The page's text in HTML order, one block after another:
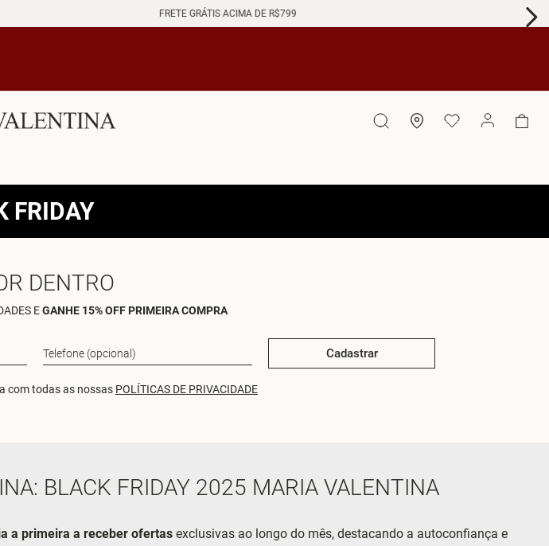
FRETE GRÁTIS ACIMA DE R$799
FRIDAY
DENTRO
EGANHE 15% OFF PRIMEIRA COMPRA
Cadastrar
com todas as nossas POLÍTICAS DE PRIVACIDADE
BLACK FRIDAY 2025 MARIA VALENTINA
a primeira a receber ofertas exclusivas ao longo do mês, destacando a autoconfiança e